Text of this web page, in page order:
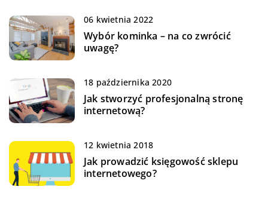
06 kwietnia 2022
Wybór kominka – na co zwrócić
uwagę?
18 października 2020
Jak stworzyć profesjonalną stronę
internetową?
12 kwietnia 2018
Jak prowadzić księgowość sklepu
internetowego?